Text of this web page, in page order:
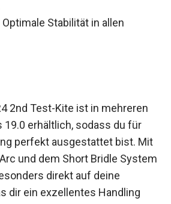
Optimale Stabilität in allen
2nd Test-Kite ist in mehreren
19.0 erhältlich, sodass du für
perfekt ausgestattet bist.
Arc und dem Short Bridle
Kite besonders direkt auf
was dir ein exzellentes